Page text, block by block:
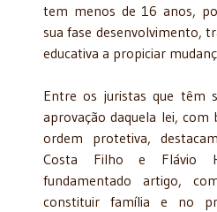
tem menos de 16 anos,
sua fase desenvolvimento,
educativa a propiciar
Entre os juristas que têm
aprovação daquela lei, com
ordem protetiva,
Costa Filho e Flávio
fundamentado artigo,
constituir família e no